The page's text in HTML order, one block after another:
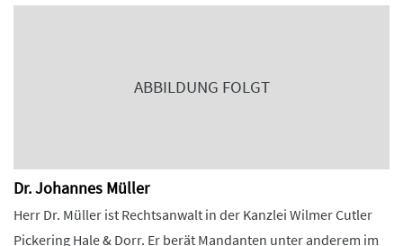
ABBILDUNG FOLGT
Dr. Johannes Müller
Herr Dr. Müller ist Rechtsanwalt in der Kanzlei Wilmer Cutler
Pickering Hale & Dorr. Er berät Mandanten unter anderem im